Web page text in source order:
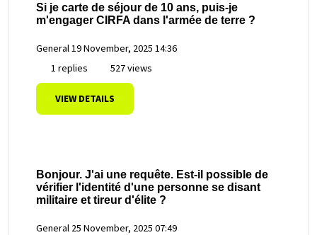
Si je carte de séjour de 10 ans, puis-je
m'engager CIRFA dans l'armée de terre ?
General19 November, 2025 14:36
1 replies
527 views
VIEW DETAILS
Bonjour. J'ai une requête. Est-il possible de
vérifier l'identité d'une personne se disant
militaire et tireur d'élite ?
General 25 November, 2025 07:49